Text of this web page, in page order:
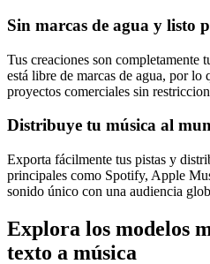
Sin marcas de agua y listo
Tus creaciones son completamente
está libre de marcas de agua, por lo
proyectos comerciales sin
Distribuye tu música al
Exporta fácilmente tus pistas y
principales como Spotify, Apple
sonido único con una audiencia
Explora los modelos
texto a música